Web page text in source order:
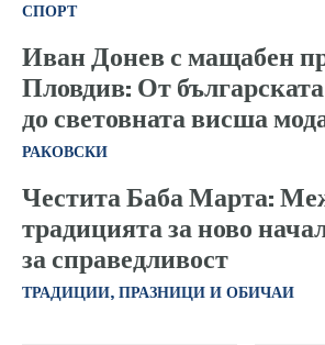
СПОРТ
Иван Донев с мащабен
Пловдив: От
до световната висша
РАКОВСКИ
Честита Баба Марта:
традицията за ново
за справедливост
ТРАДИЦИИ, ПРАЗНИЦИ И ОБИЧАИ